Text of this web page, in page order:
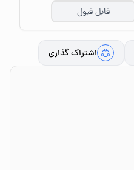
قابل قبول
اشتراک گذاری